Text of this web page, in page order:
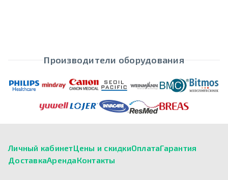
Производители оборудования
Личный кабинетЦены и скидкиОплатаГарантия
ДоставкаАрендаКонтакты